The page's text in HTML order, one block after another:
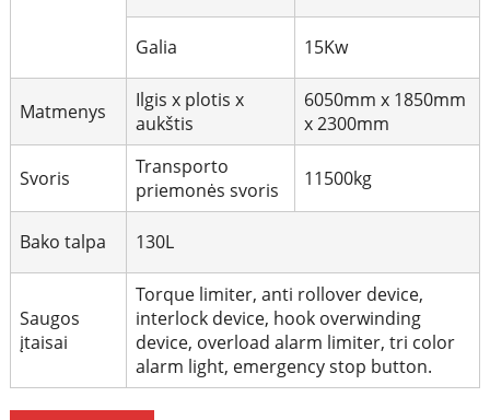
Galia 15Kw
Matmenys
Ilgis x plotis x
aukštis
6050mm x 1850mm
x 2300mm
Svoris
Transporto
priemonės svoris
11500kg
Bako talpa 130L
Saugos
įtaisai
Torque limiter, anti rollover device,
interlock device, hook overwinding
device, overload alarm limiter, tri color
alarm light, emergency stop button.